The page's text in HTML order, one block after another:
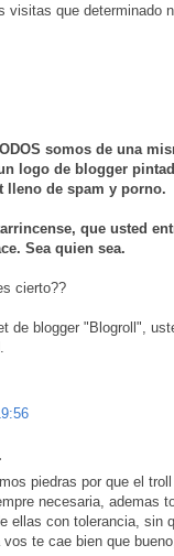
visitas que determinado
somos de una
logo de blogger
lleno de spam y porno.
que usted
Sea quien sea.
cierto??
de blogger "Blogroll",
piedras por que el
necesaria, ademas
ellas con tolerancia, sin
te cae bien que